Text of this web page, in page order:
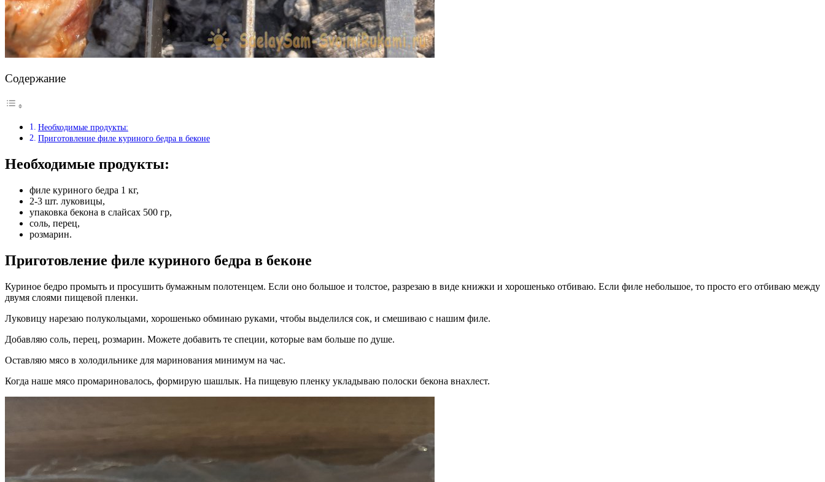
Содержание
Необходимые продукты:
Приготовление филе куриного бедра в беконе
Необходимые продукты:
филе куриного бедра 1 кг,
2-3 шт. луковицы,
упаковка бекона в слайсах 500 гр,
соль, перец,
розмарин.
Приготовление филе куриного бедра в беконе
Куриное бедро промыть и просушить бумажным полотенцем. Если оно большое и толстое, разрезаю в виде книжки и хорошенько отбиваю. Если филе небольшое, то просто его отбиваю между
двумя слоями пищевой пленки.
Луковицу нарезаю полукольцами, хорошенько обминаю руками, чтобы выделился сок, и смешиваю с нашим филе.
Добавляю соль, перец, розмарин. Можете добавить те специи, которые вам больше по душе.
Оставляю мясо в холодильнике для маринования минимум на час.
Когда наше мясо промариновалось, формирую шашлык. На пищевую пленку укладываю полоски бекона внахлест.